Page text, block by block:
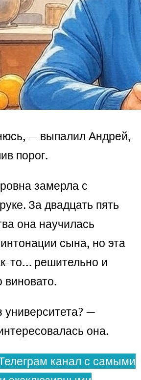
— выпалил Андрей,
порог.
замерла с
За двадцать пять
она научилась
сына, но эта
то… решительно и
—
она.
канал с самыми